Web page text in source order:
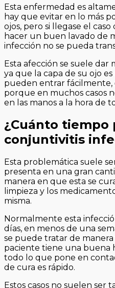
Esta enfermedad es
hay que evitar en lo más
ojos, pero si llegase el
hacer un buen lavado de
infección no se pueda
Esta afección se suele dar
ya que la capa de su ojo
pueden entrar fácilmente,
porque en muchos casos
en las manos a la hora de
¿Cuánto tiempo
conjuntivitis
Esta problemática suele
presenta en una gran
manera en que esta se
limpieza y los
misma.
Normalmente esta
días, en menos de una
se puede tratar de manera
paciente tiene una buena
todo lo que pone en
de cura es rápido.
Estos casos no suelen ser